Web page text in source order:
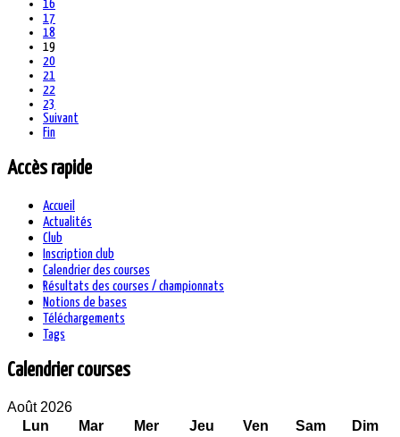
16
17
18
19
20
21
22
23
Suivant
Fin
Accès rapide
Accueil
Actualités
Club
Inscription club
Calendrier des courses
Résultats des courses / championnats
Notions de bases
Téléchargements
Tags
Calendrier courses
Août 2026
Lun
Mar Mer Jeu Ven Sam
Dim